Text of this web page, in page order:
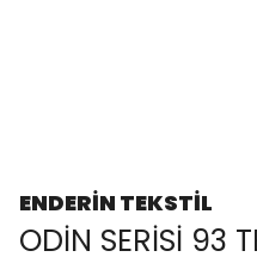
ENDERİN TEKSTİL
ODİN SERİSİ 93